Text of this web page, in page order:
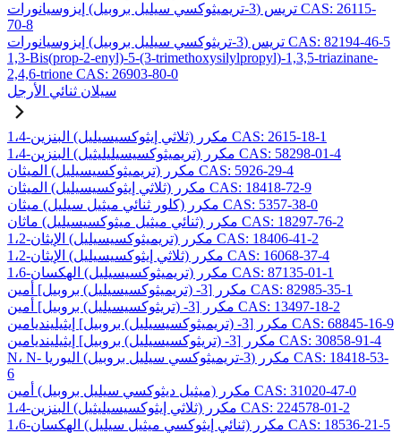
تريس (3-تريميثوكسي سيليل بروبيل) إيزوسيانورات CAS: 26115-
70-8
تريس (3-تريثوكسي سيليل بروبيل) إيزوسيانورات CAS: 82194-46-5
1,3-Bis(prop-2-enyl)-5-(3-trimethoxysilylpropyl)-1,3,5-triazinane-
2,4,6-trione CAS: 26903-80-0
سيلان ثنائي الأرجل
1،4-مكرر (ثلاثي إيثوكسيسيليل) البنزين CAS: 2615-18-1
1،4-مكرر (تريميثوكسيسيليليثيل) البنزين CAS: 58298-01-4
مكرر (تريميثوكسيسيليل) الميثان CAS: 5926-29-4
مكرر (ثلاثي إيثوكسيسيليل) الميثان CAS: 18418-72-9
مكرر (كلور ثنائي ميثيل سيليل) ميثان CAS: 5357-38-0
مكرر (ثنائي ميثيل ميثوكسيسيليل) ماثان CAS: 18297-76-2
1،2-مكرر (تريميثوكسيسيليل) الإيثان CAS: 18406-41-2
1،2-مكرر (ثلاثي إيثوكسيسيليل) الإيثان CAS: 16068-37-4
1،6-مكرر (تريميثوكسيسيليل) الهكسان CAS: 87135-01-1
مكرر [3- (تريميثوكسيسيليل) بروبيل] أمين CAS: 82985-35-1
مكرر [3- (تريثوكسيسيليل) بروبيل] أمين CAS: 13497-18-2
مكرر [3- (تريميثوكسيسيليل) بروبيل] إيثيلينديامين CAS: 68845-16-9
مكرر [3- (تريثوكسيسيليل) بروبيل] إيثيلينديامين CAS: 30858-91-4
N، N- مكرر (3-تريميثوكسي سيليل بروبيل) اليوريا CAS: 18418-53-
6
مكرر (ميثيل ديثوكسي سيليل بروبيل) أمين CAS: 31020-47-0
1،4-مكرر (ثلاثي إيثوكسيسيليثيل) البنزين CAS: 224578-01-2
1،6-مكرر (ثنائي إيثوكسي ميثيل سيليل) الهكسان CAS: 18536-21-5